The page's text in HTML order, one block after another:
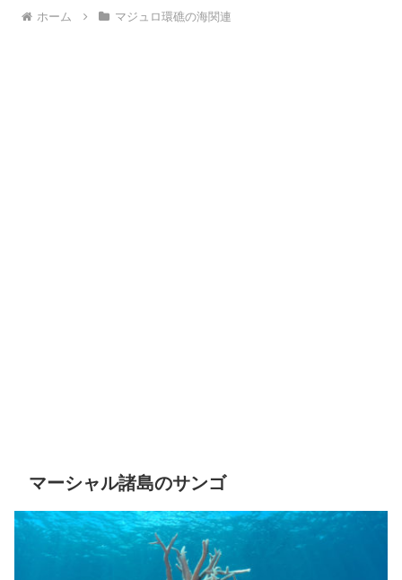
ホーム マジュロ環礁の海関連
マーシャル諸島のサンゴ